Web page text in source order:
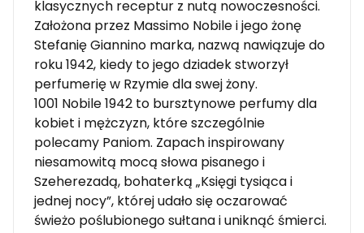
klasycznych receptur z nutą nowoczesności.
Założona przez Massimo Nobile i jego żonę
Stefanię Giannino marka, nazwą nawiązuje do
roku 1942, kiedy to jego dziadek stworzył
perfumerię w Rzymie dla swej żony.
1001 Nobile 1942 to bursztynowe perfumy dla
kobiet i mężczyzn, które szczególnie
polecamy Paniom. Zapach inspirowany
niesamowitą mocą słowa pisanego i
Szeherezadą, bohaterką „Księgi tysiąca i
jednej nocy”, której udało się oczarować
świeżo poślubionego sułtana i uniknąć śmierci.